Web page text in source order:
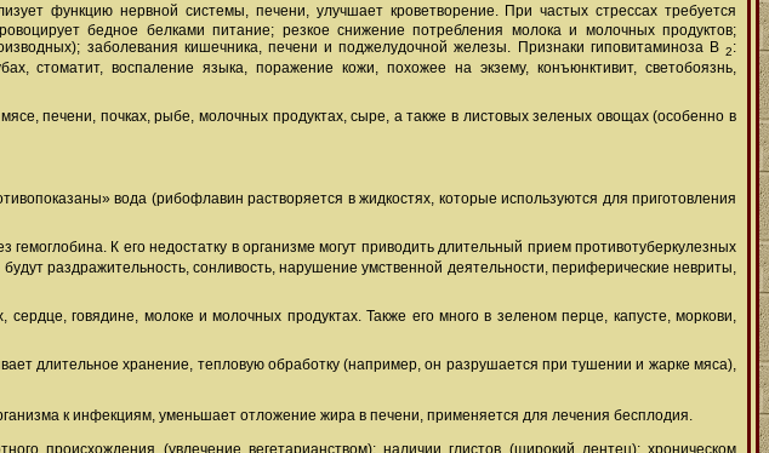
функцию нервной системы, печени, улучшает кроветворение. При частых стрессах требуется
бедное белками питание; резкое снижение потребления молока и молочных продуктов;
заболевания кишечника, печени и поджелудочной железы. Признаки гиповитаминоза В 2:
стоматит, воспаление языка, поражение кожи, похожее на экзему, конъюнктивит, светобоязнь,
печени, почках, рыбе, молочных продуктах, сыре, а также в листовых зеленых овощах (особенно в
вода (рибофлавин растворяется в жидкостях, которые используются для приготовления
К его недостатку в организме могут приводить длительный прием противотуберкулезных
раздражительность, сонливость, нарушение умственной деятельности, периферические невриты,
говядине, молоке и молочных продуктах. Также его много в зеленом перце, капусте, моркови,
длительное хранение, тепловую обработку (например, он разрушается при тушении и жарке мяса),
к инфекциям, уменьшает отложение жира в печени, применяется для лечения бесплодия.